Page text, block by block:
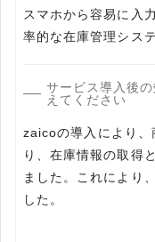
スマホから容易に入
率的な在庫管理シス
サービス導入後
えてください
zaicoの導入により、
り、在庫情報の取得
ました。これにより
した。